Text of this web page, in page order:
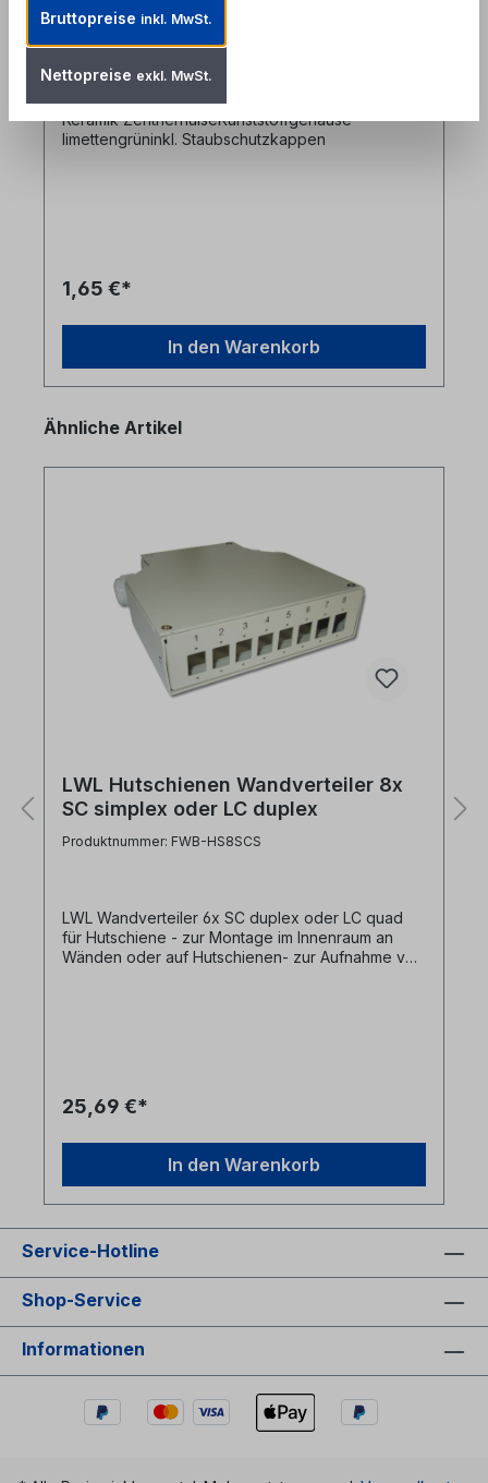
Produktnummer: FAD-SCD-OM5
SC-SC duplex Kupplung multimode OM5 präzise
Keramik ZentrierhülseKunststoffgehäuse
limettengrüninkl. Staubschutzkappen
1,65 €*
In den Warenkorb
Produktgalerie überspringen
Ähnliche Artikel
LWL Hutschienen Wandverteiler 8x
SC simplex oder LC duplex
Produktnummer: FWB-HS8SCS
LWL Wandverteiler 6x SC duplex oder LC quad
für Hutschiene - zur Montage im Innenraum an
Wänden oder auf Hutschienen- zur Aufnahme von
25,69 €*
In den Warenkorb
Service-Hotline
Shop-Service
Informationen
Bruttopreise inkl. MwSt.
Nettopreise exkl. MwSt.